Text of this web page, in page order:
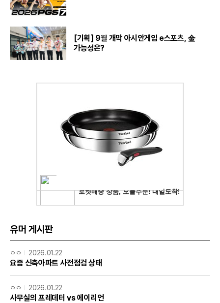
[기획] 9월 개막 아시안게임 e스포츠, 金
가능성은?
유머 게시판
ㅇㅇ 2026.01.22
요즘 신축아파트 사전점검 상태
ㅇㅇ 2026.01.22
사무실의 프레데터 vs 에이리언